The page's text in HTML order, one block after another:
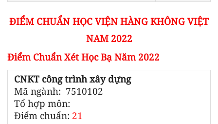
ĐIỂM CHUẨN HỌC VIỆN HÀNG KHÔNG VIỆT
NAM 2022
Điểm Chuẩn Xét Học Bạ Năm 2022
CNKT công trình xây dựng
Mã ngành: 7510102
Tổ hợp môn:
Điểm chuẩn: 21